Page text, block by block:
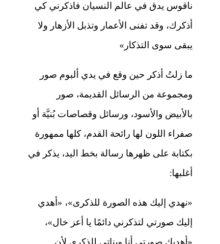
ناقوس يدق في عالم النسيان فاذكرني كي
أذكرك، وقد تفنى الأعمار وتذبل الأزهار ولا
يبقى سوى التذكار»
ما زلتُ أذكر حين وقع في يدي ألبوم صور
ومجموعة من الرسائل القديمة، صور
بالأبيض والأسود، ورسائل وقصاصات بُنيَّة أو
صفراء اللون لها رائحة القدم، كلها ممهورة
بكتابة على ظهرها رسالة بخط اليد، يذكر في
أغلبها:
«نهدي إليك هذه الصورة للذكرى»، «أهدي
إليك صورتي لتذكرني دائمًا يا أعز خال»،
«أهديك صورتي أنا وبناتي للذكرى لأن